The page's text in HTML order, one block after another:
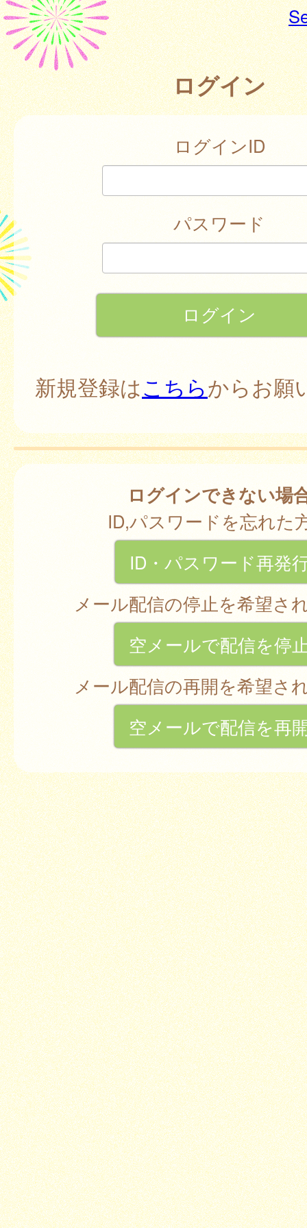
ログイン
ログインID
パスワード
新規登録はこちらからお願
ログインできない場
ID,パスワードを忘れた
ID・パスワード再発
メール配信の停止を希望さ
空メールで配信を停
メール配信の再開を希望さ
空メールで配信を再